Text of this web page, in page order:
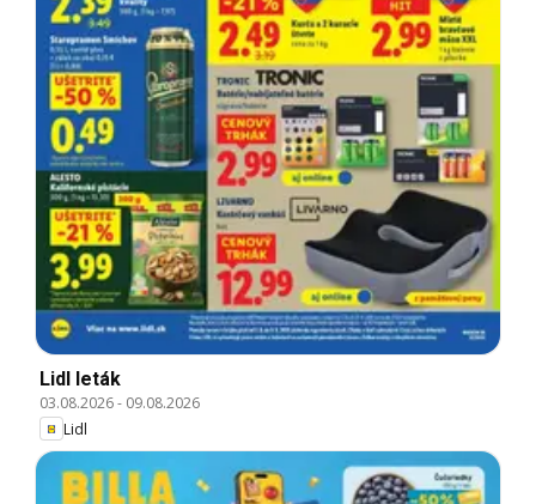
Lidl leták
03.08.2026- 09.08.2026
Lidl